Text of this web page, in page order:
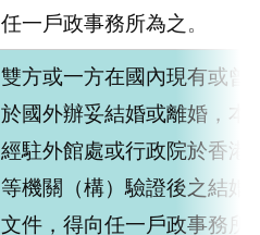
任一戶政事務所為之。
雙方或一方在國內現有或曾
於國外辦妥結婚或離婚，本
經駐外館處或行政院於香港
等機關（構）驗證後之結婚
文件，得向任一戶政事務所